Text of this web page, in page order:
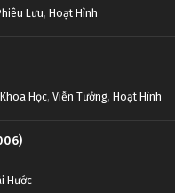
Lưu, Hoạt Hình
Khoa Học, Viễn Tưởng, Hoạt Hình
Hước